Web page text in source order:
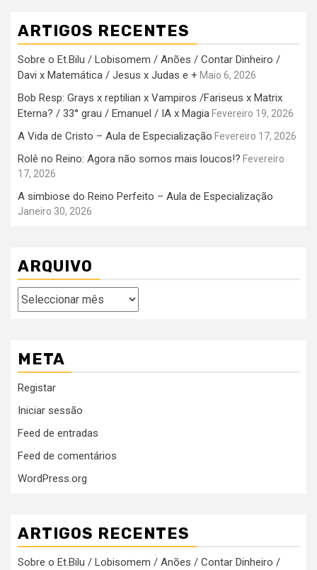
ARTIGOS RECENTES
Sobre o Et.Bilu / Lobisomem / Anões / Contar Dinheiro /
Davi x Matemática / Jesus x Judas e + Maio 6, 2026
Bob Resp: Grays x reptilian x Vampiros /Fariseus x Matrix
Eterna? / 33° grau / Emanuel / IA x Magia Fevereiro 19, 2026
A Vida de Cristo – Aula de Especialização Fevereiro 17, 2026
Rolê no Reino: Agora não somos mais loucos!? Fevereiro
17, 2026
A simbiose do Reino Perfeito – Aula de Especialização
Janeiro 30, 2026
ARQUIVO
Arquivo
META
Registar
Iniciar sessão
Feed de entradas
Feed de comentários
WordPress.org
ARTIGOS RECENTES
Sobre o Et.Bilu / Lobisomem / Anões / Contar Dinheiro /